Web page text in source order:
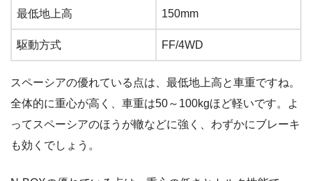
最低地上高 150mm
駆動方式 FF/4WD
スペーシアの優れている点は、最低地上高と車重ですね。
全体的に重心が高く、車重は50～100kgほど軽いです。よ
ってスペーシアのほうが轍などに強く、わずかにブレーキ
も効くでしょう。